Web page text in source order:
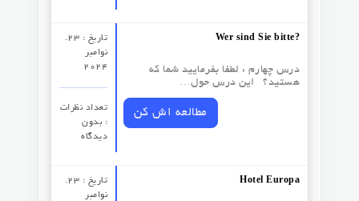
تاریخ : 23.
نوامبر
2024
تعداد نظرات‌
: بدون
دیدگاه
Wer sind Sie bitte?
درس چهارم : لطفا بفرمایید شما که
هستید؟ این درس حول…
مطالعه اش کن
تاریخ : 23.
نوامبر
Hotel Europa